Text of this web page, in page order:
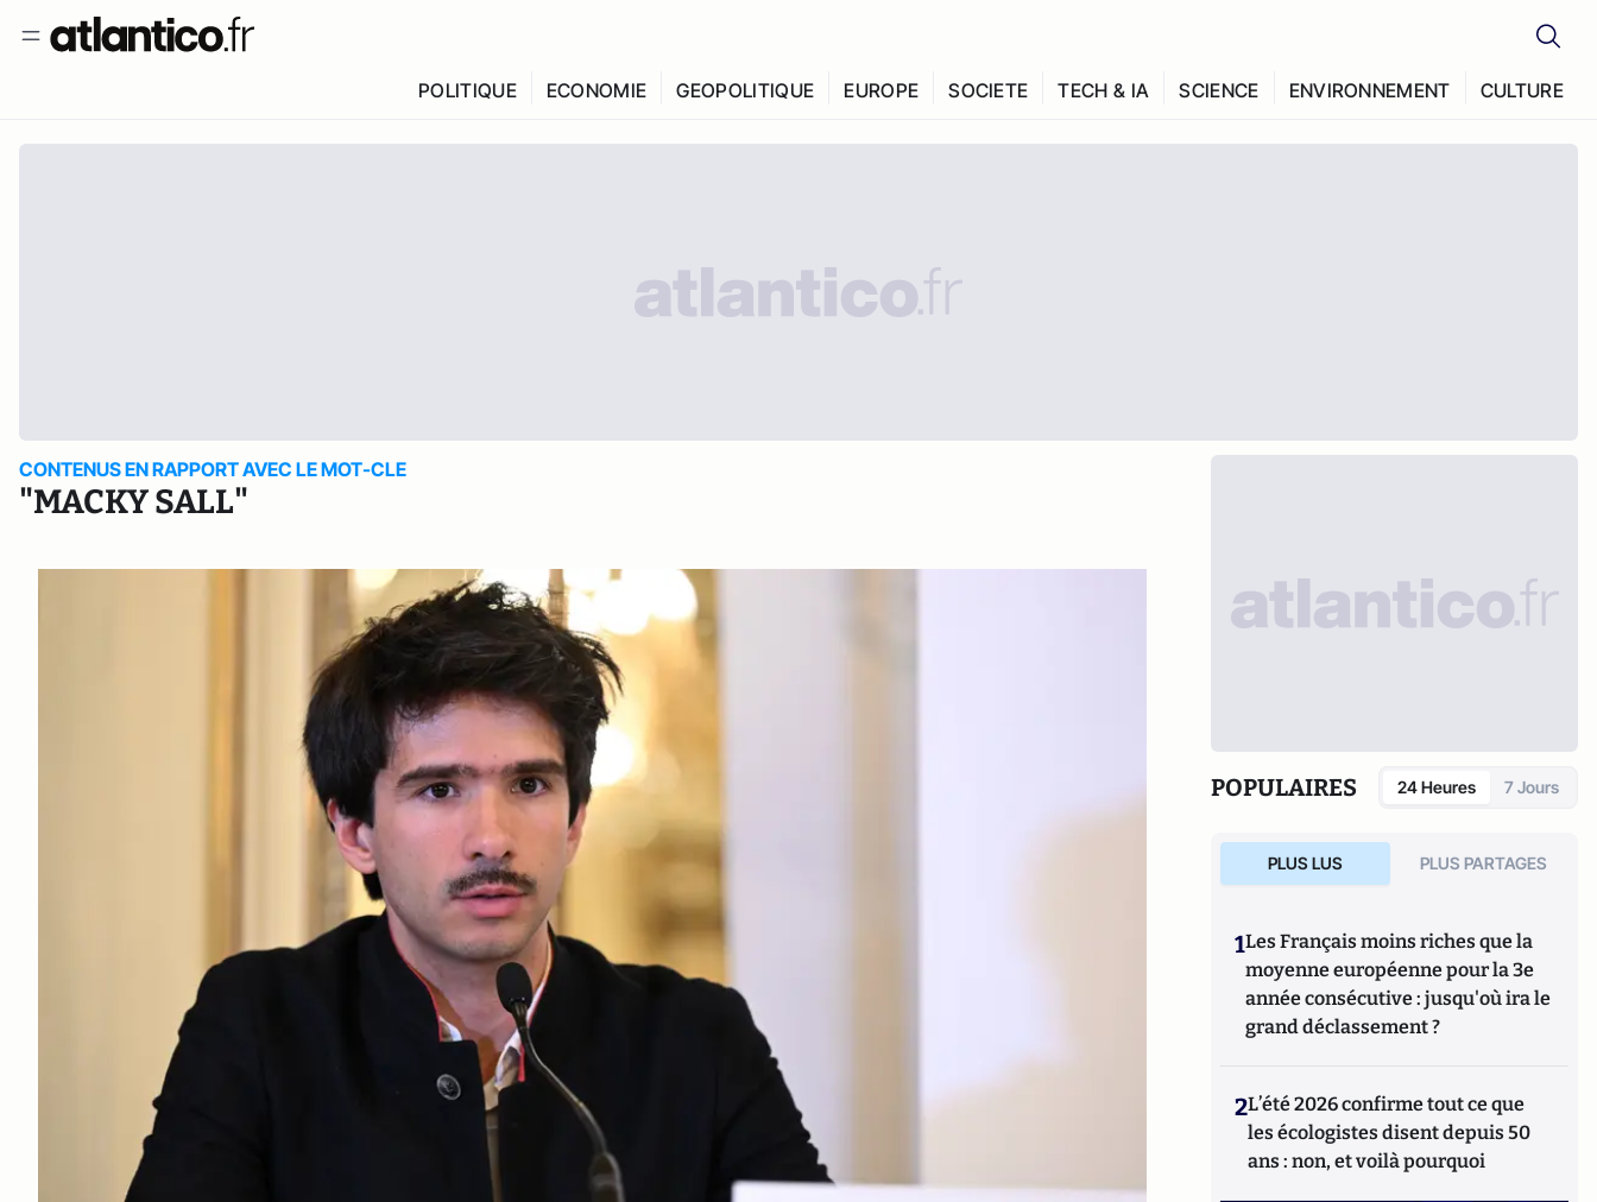
POLITIQUE ECONOMIE GEOPOLITIQUE EUROPE SOCIETE TECH & IA SCIENCE ENVIRONNEMENT CULTURE
CONTENUS EN RAPPORT AVEC LE MOT-CLE
"MACKY SALL"
POPULAIRES 24 Heures 7 Jours
PLUS LUS PLUS PARTAGES
1Les Français moins riches que la
moyenne européenne pour la 3e
année consécutive : jusqu'où ira le
grand déclassement ?
2L’été 2026 confirme tout ce que
les écologistes disent depuis 50
ans : non, et voilà pourquoi